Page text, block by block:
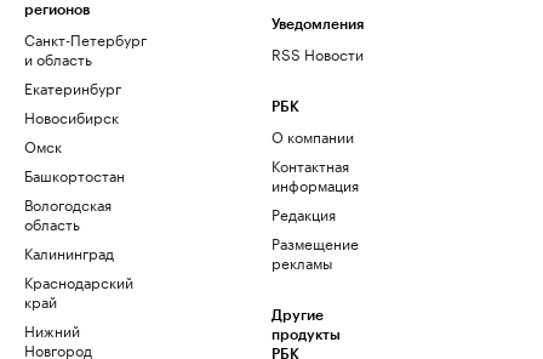
регионов
Санкт-Петербург
и область
Екатеринбург
Новосибирск
Омск
Башкортостан
Вологодская
область
Калининград
Краснодарский
край
Нижний
Новгород
Уведомления
RSS Новости
РБК
О компании
Контактная
информация
Редакция
Размещение
рекламы
Другие
продукты
РБК